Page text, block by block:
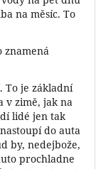
na měsíc. To
znamená
To je základní
v zimě, jak na
lidé jen tak
do auta
by, nedejbože,
prochladne